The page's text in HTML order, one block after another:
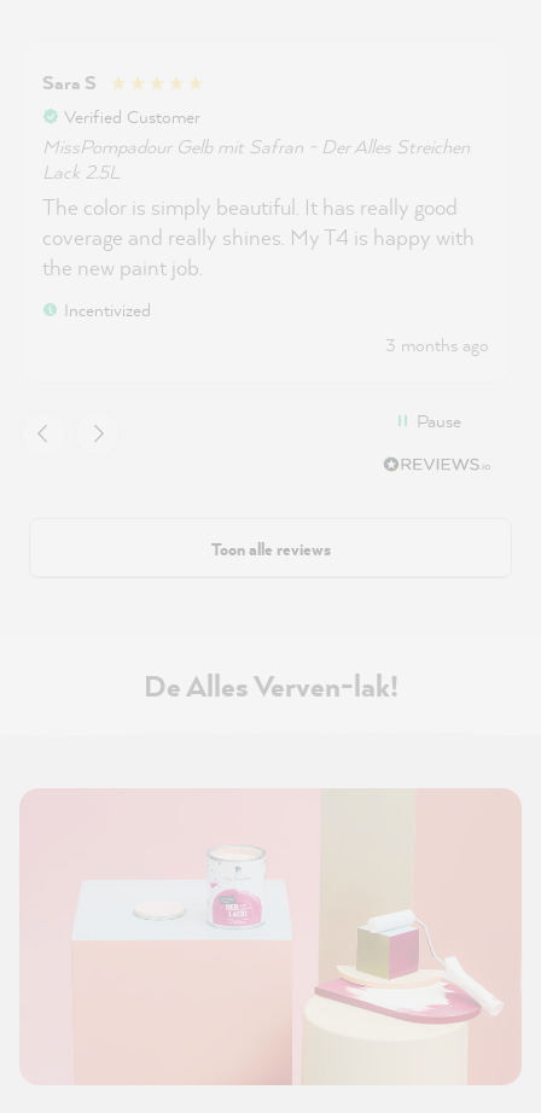
Sara S
Verified Customer
MissPompadour Gelb mit Safran - Der Alles Streichen
Lack 2.5L
The color is simply beautiful. It has really good
coverage and really shines. My T4 is happy with
the new paint job.
Incentivized
3 months ago
Pause
Toon alle reviews
De Alles Verven-lak!